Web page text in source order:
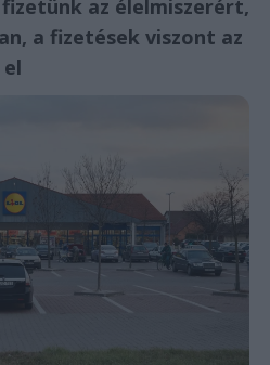
az élelmiszerért,
a fizetések viszont az